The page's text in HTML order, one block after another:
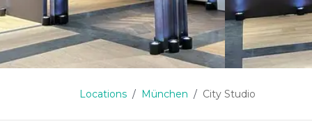
Locations München City Studio